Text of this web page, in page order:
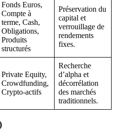
Fonds Euros,
Compte à
terme, Cash,
Obligations,
Produits
structurés
Préservation du
capital et
verrouillage de
rendements
fixes.
Private Equity,
Crowdfunding,
Crypto-actifs
Recherche
d’alpha et
décorrélation
des marchés
traditionnels.